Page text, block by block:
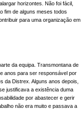
horizontes. Não foi fácil,
fim de alguns meses todos
para uma organização em
da equipa. Transmontana de
anos para ser responsável por
da Distrex. Alguns anos depois,
justificava a existência duma
por abastecer e gerir
não era muito e passava a